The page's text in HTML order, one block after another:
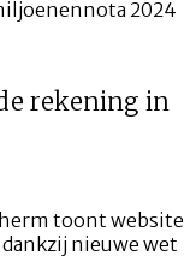
rekening in